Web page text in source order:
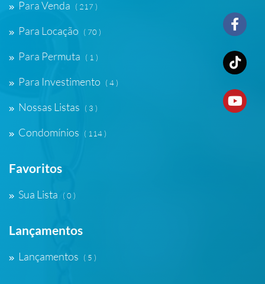
Para Venda ( 217 )
Para Locação ( 70 )
Para Permuta ( 1 )
Para Investimento ( 4 )
Nossas Listas ( 3 )
Condomínios ( 114 )
Favoritos
Sua Lista ( 0 )
Lançamentos
Lançamentos ( 5 )